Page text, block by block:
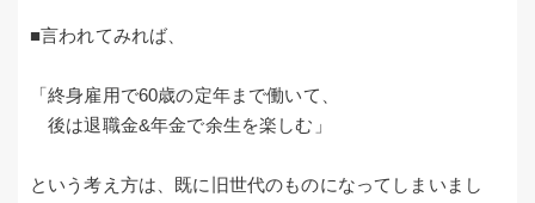
■言われてみれば、
「終身雇用で60歳の定年まで働いて、
後は退職金&年金で余生を楽しむ」
という考え方は、既に旧世代のものになってしまいまし